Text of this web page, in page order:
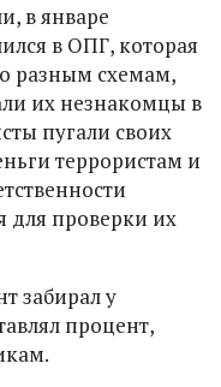
в январе
в ОПГ, которая
разным схемам,
их незнакомцы в
пугали своих
террористам и
для проверки их
забирал у
процент,